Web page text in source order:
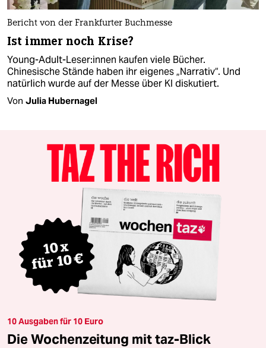
Bericht von der Frankfurter Buchmesse
Ist immer noch Krise?
Young-Adult-Leser:innen kaufen viele Bücher.
Chinesische Stände haben ihr eigenes „Narrativ“. Und
natürlich wurde auf der Messe über KI diskutiert.
Von Julia Hubernagel
10 Ausgaben für 10 Euro
Die Wochenzeitung mit taz-Blick